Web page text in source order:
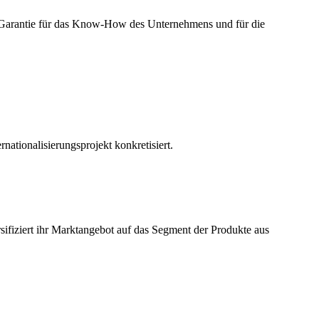
für das Know-How des Unternehmens und für die
konkretisiert.
ihr Marktangebot auf das Segment der Produkte aus